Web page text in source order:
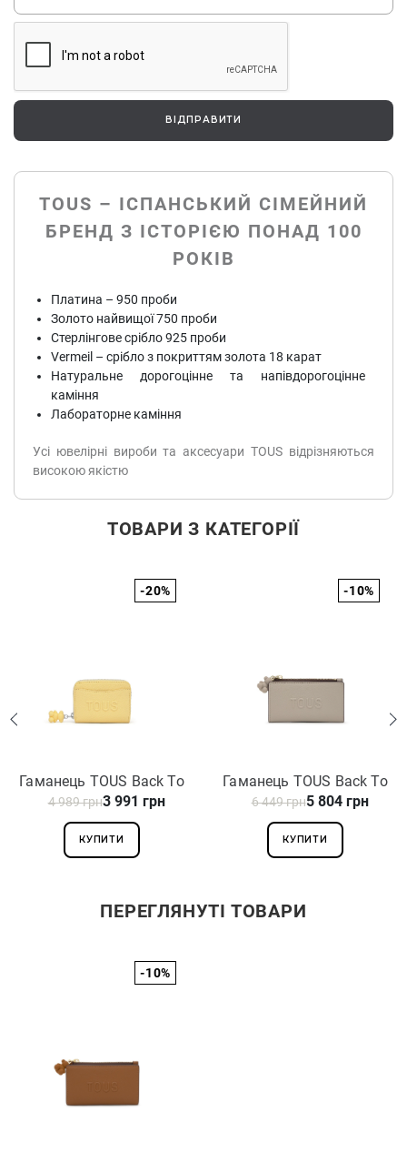
ВІДПРАВИТИ
TOUS – ІСПАНСЬКИЙ СІМЕЙНИЙ
БРЕНД З ІСТОРІЄЮ ПОНАД 100
РОКІВ
Платина – 950 проби
Золото найвищої 750 проби
Стерлінгове срібло 925 проби
Vermeil – срібло з покриттям золота 18 карат
Натуральне дорогоцінне та напівдорогоцінне
каміння
Лабораторне каміння
Усі ювелірні вироби та аксесуари TOUS відрізняються
високою якістю
ТОВАРИ З КАТЕГОРІЇ
-20%
Гаманець TOUS Back To
Basics 2002374105
4 989 грн3 991 грн
КУПИТИ
-10%
Гаманець TOUS Back To
Basics 2002374243
6 449 грн5 804 грн
КУПИТИ
ПЕРЕГЛЯНУТІ ТОВАРИ
-10%